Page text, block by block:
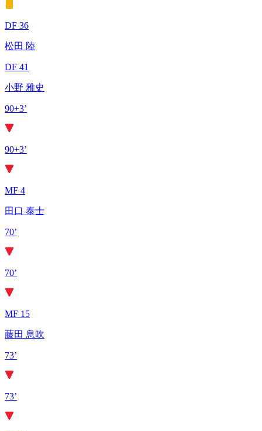
DF 36
松田 陸
DF 41
小野 雅史
90+3’
90+3’
MF 4
田口 泰士
70’
70’
MF 15
藤田 息吹
73’
73’